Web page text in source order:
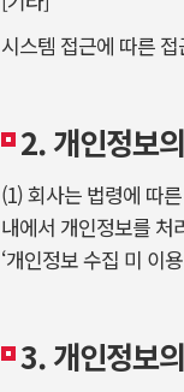
시스템 접근에 따른
2. 개인정보
(1) 회사는 법령에 따
내에서 개인정보를 처
‘개인정보 수집 미 이
3. 개인정보